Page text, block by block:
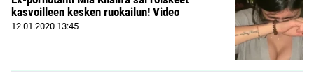
kasvoilleen kesken ruokailun! Video
12.01.2020 13:45